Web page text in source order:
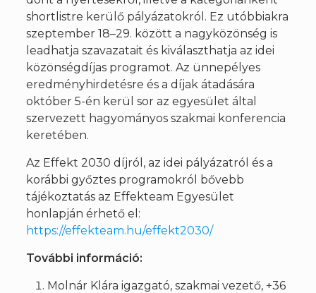
shortlistre kerülő pályázatokról. Ez utóbbiakra
szeptember 18–29. között a nagyközönség is
leadhatja szavazatait és kiválaszthatja az idei
közönségdíjas programot. Az ünnepélyes
eredményhirdetésre és a díjak átadására
október 5-én kerül sor az egyesület által
szervezett hagyományos szakmai konferencia
keretében.
Az Effekt 2030 díjról, az idei pályázatról és a
korábbi győztes programokról bővebb
tájékoztatás az Effekteam Egyesület
honlapján érhető el:
https://effekteam.hu/effekt2030/
További információ:
Molnár Klára igazgató, szakmai vezető, +36